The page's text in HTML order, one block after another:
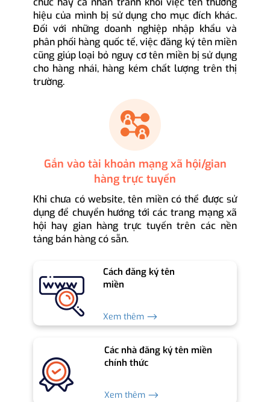
hiệu của mình bị sử dụng cho mục đích khác.
Đối với những doanh nghiệp nhập khẩu và
phân phối hàng quốc tế, việc đăng ký tên miền
cũng giúp loại bỏ nguy cơ tên miền bị sử dụng
cho hàng nhái, hàng kém chất lượng trên thị
trường.
Gắn vào tài khoản mạng xã hội/gian
hàng trực tuyến
Khi chưa có website, tên miền có thể được sử
dụng để chuyển hướng tới các trang mạng xã
hội hay gian hàng trực tuyến trên các nền
tảng bán hàng có sẵn.
Cách đăng ký tên
miền
Xem thêm ⟶
Các nhà đăng ký tên miền
chính thức
Xem thêm ⟶